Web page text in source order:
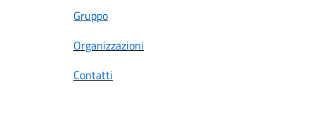
Gruppo
Organizzazioni
Contatti